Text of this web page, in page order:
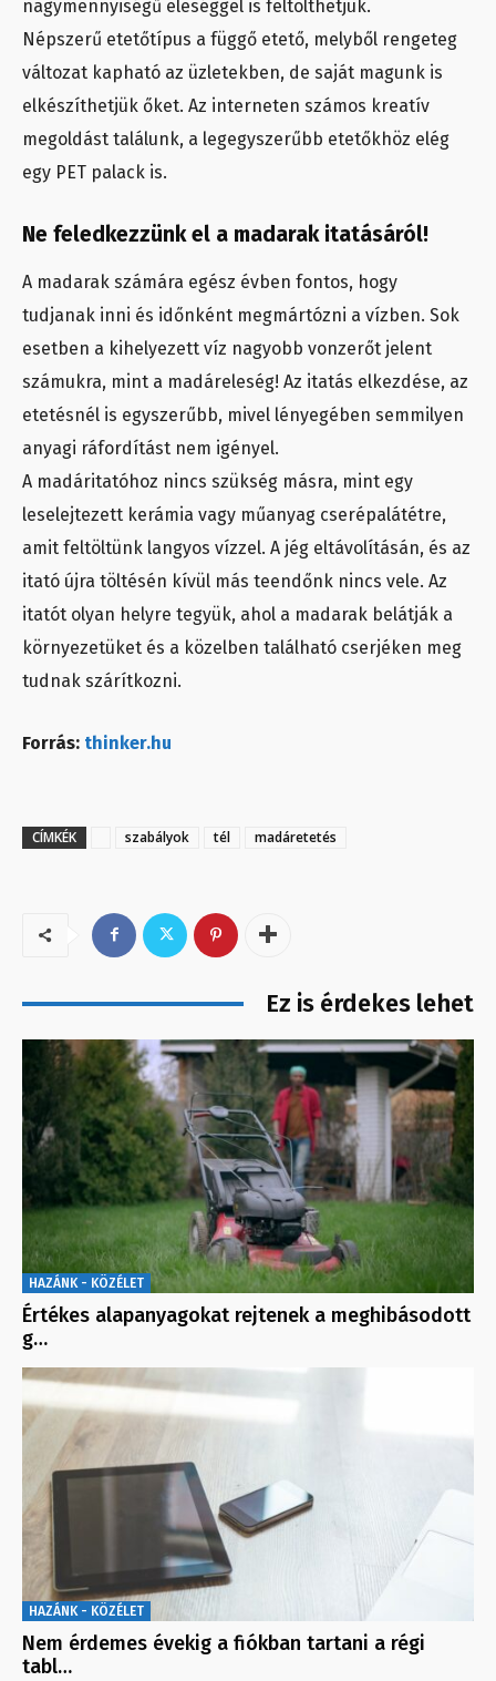
nagymennyiségű eleséggel is feltölthetjük.
Népszerű etetőtípus a függő etető, melyből rengeteg
változat kapható az üzletekben, de saját magunk is
elkészíthetjük őket. Az interneten számos kreatív
megoldást találunk, a legegyszerűbb etetőkhöz elég
egy PET palack is.
Ne feledkezzünk el a madarak itatásáról!
A madarak számára egész évben fontos, hogy
tudjanak inni és időnként megmártózni a vízben. Sok
esetben a kihelyezett víz nagyobb vonzerőt jelent
számukra, mint a madáreleség! Az itatás elkezdése, az
etetésnél is egyszerűbb, mivel lényegében semmilyen
anyagi ráfordítást nem igényel.
A madáritatóhoz nincs szükség másra, mint egy
leselejtezett kerámia vagy műanyag cserépalátétre,
amit feltöltünk langyos vízzel. A jég eltávolításán, és az
itató újra töltésén kívül más teendőnk nincs vele. Az
itatót olyan helyre tegyük, ahol a madarak belátják a
környezetüket és a közelben található cserjéken meg
tudnak szárítkozni.
Forrás: thinker.hu
CÍMKÉK szabályok tél madáretetés
Ez is érdekes lehet
HAZÁNK - KÖZÉLET
Értékes alapanyagokat rejtenek a meghibásodott
g…
HAZÁNK - KÖZÉLET
Nem érdemes évekig a fiókban tartani a régi
tabl…